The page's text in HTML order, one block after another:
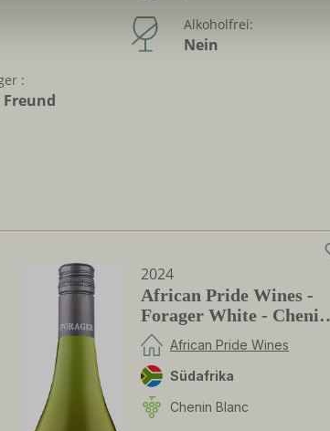
Alkoholfrei:
Nein
:
2024
African Pride Wines -
Forager White - Chenin
Blanc / Grenache Blanc
African Pride Wines
Südafrika
Chenin Blanc